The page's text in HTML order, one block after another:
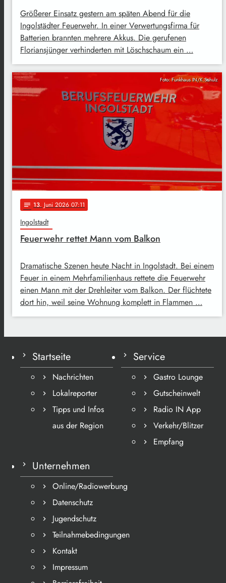
Größerer Einsatz gestern am späten Abend für die
Ingolstädter Feuerwehr. In einer Verwertungsfirma für
Batterien brannten mehrere Akkus. Die gerufenen
Floriansjünger verhinderten mit Löschschaum ein …
Foto: Funkhaus IN/K.Schulz
notes 13. Juni 2026 07:11
Ingolstadt
Feuerwehr rettet Mann vom Balkon
Dramatische Szenen heute Nacht in Ingolstadt. Bei einem
Feuer in einem Mehrfamilienhaus rettete die Feuerwehr
einen Mann mit der Drehleiter vom Balkon. Der flüchtete
dort hin, weil seine Wohnung komplett in Flammen …
Startseite
Nachrichten
Lokalreporter
Tipps und Infos
aus der Region
Service
Gastro Lounge
Gutscheinwelt
Radio IN App
Verkehr/Blitzer
Empfang
Unternehmen
Online/Radiowerbung
Datenschutz
Jugendschutz
Teilnahmebedingungen
Kontakt
Impressum